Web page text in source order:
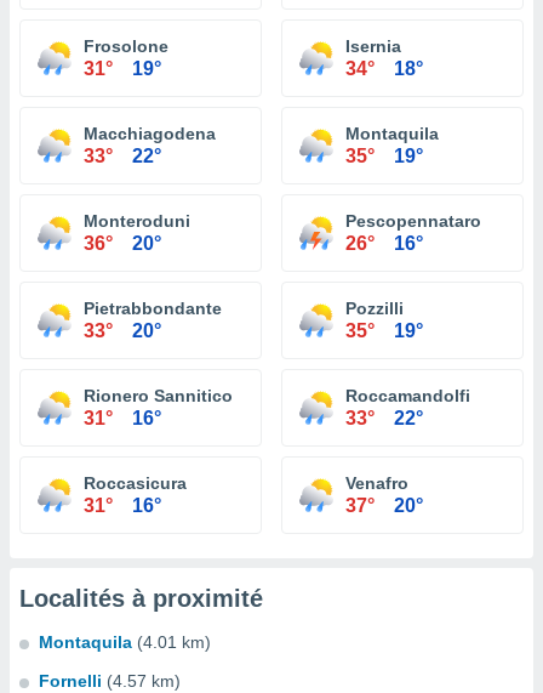
Frosolone
31° 19°
Isernia
34° 18°
Macchiagodena
33° 22°
Montaquila
35° 19°
Monteroduni
36° 20°
Pescopennataro
26° 16°
Pietrabbondante
33° 20°
Pozzilli
35° 19°
Rionero Sannitico
31° 16°
Roccamandolfi
33° 22°
Roccasicura
31° 16°
Venafro
37° 20°
Localités à proximité
Montaquila (4.01 km)
Fornelli (4.57 km)